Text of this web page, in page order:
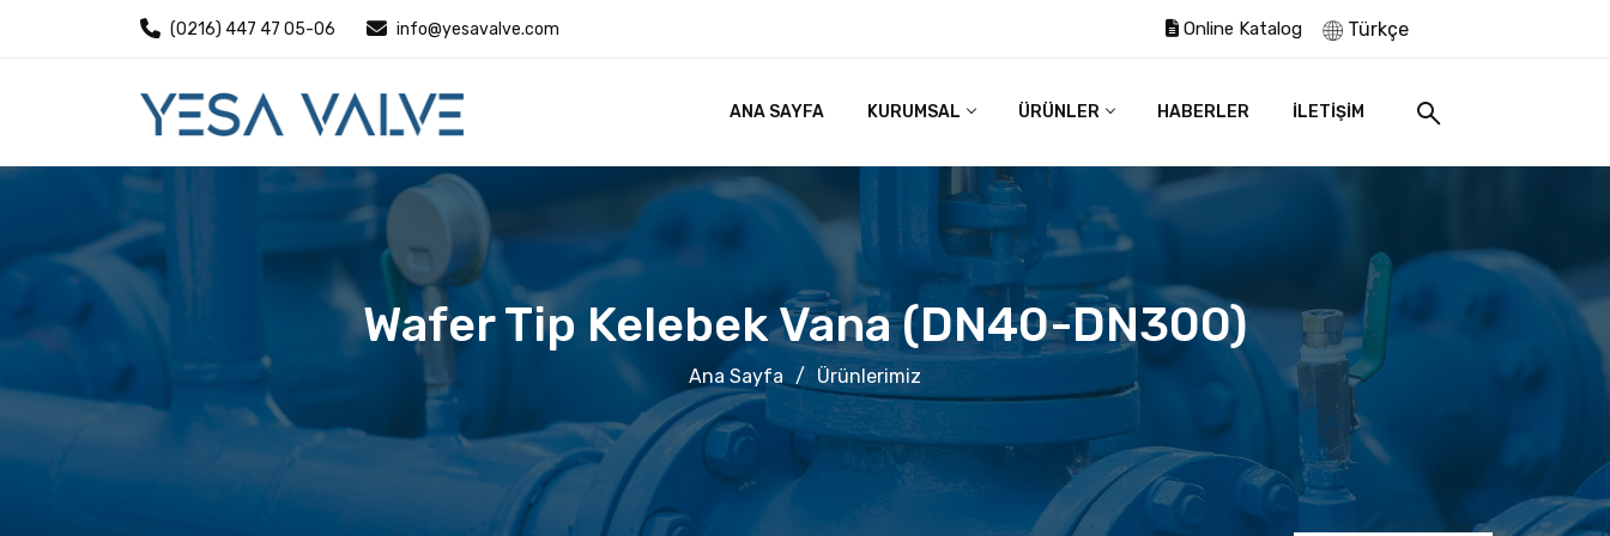
(0216) 447 47 05-06 info@yesavalve.com Online Katalog Türkçe
ANA SAYFA KURUMSAL ÜRÜNLER HABERLER İLETİŞİM
Wafer Tip Kelebek Vana (DN40-DN300)
Ana Sayfa / Ürünlerimiz